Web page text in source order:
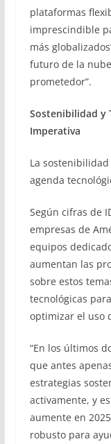
plataformas
imprescindible
más
futuro de la
prometedor”.
Sostenibilidad y
Imperativa
La
agenda
Según cifras de
empresas de
equipos
aumentan las
sobre estos
tecnológicas
optimizar el uso
“En los últimos
que antes
estrategias
activamente, y
aumente en
robusto para